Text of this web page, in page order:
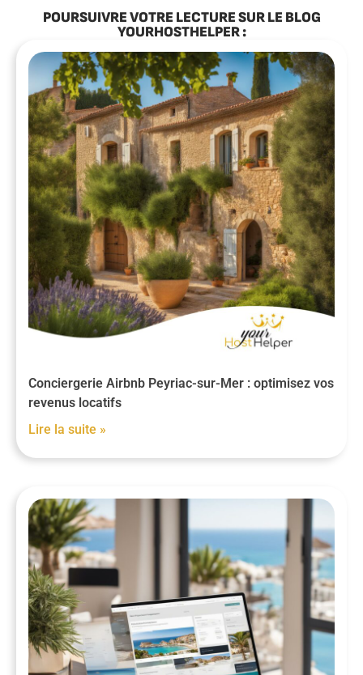
POURSUIVRE VOTRE LECTURE SUR LE BLOG
YOURHOSTHELPER :
Conciergerie Airbnb Peyriac-sur-Mer : optimisez vos
revenus locatifs
Lire la suite »